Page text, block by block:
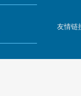
友情链